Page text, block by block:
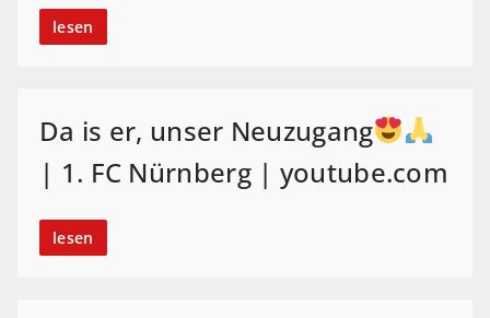
lesen
Da is er, unser Neuzugang
| 1. FC Nürnberg | youtube.com
lesen